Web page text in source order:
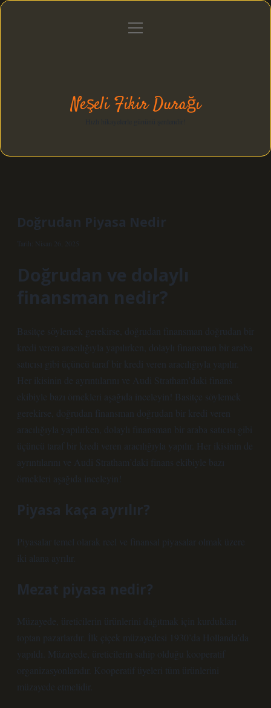
Gizlilik Politikası
menüyü
Neşeli Fikir Durağı
Doğrudan Piyasa Nedir
Tarih: Nisan 26, 2025
Doğrudan ve dolaylı
finansman nedir?
Basitçe söylemek gerekirse, doğrudan finansman doğrudan bir
kredi veren aracılığıyla yapılırken, dolaylı finansman bir araba
satıcısı gibi üçüncü taraf bir kredi veren aracılığıyla yapılır.
Her ikisinin de ayrıntılarını ve Audi Stratham’daki finans
ekibiyle bazı örnekleri aşağıda inceleyin! Basitçe söylemek
gerekirse, doğrudan finansman doğrudan bir kredi veren
aracılığıyla yapılırken, dolaylı finansman bir araba satıcısı gibi
üçüncü taraf bir kredi veren aracılığıyla yapılır. Her ikisinin de
ayrıntılarını ve Audi Stratham’daki finans ekibiyle bazı
örnekleri aşağıda inceleyin!
Piyasa kaça ayrılır?
Piyasalar temel olarak reel ve finansal piyasalar olmak üzere
iki alana ayrılır.
Mezat piyasa nedir?
Müzayede, üreticilerin ürünlerini dağıtmak için kurdukları
toptan pazarlardır. İlk çiçek müzayedesi 1930’da Hollanda’da
yapıldı. Müzayede, üreticilerin sahip olduğu kooperatif
organizasyonlarıdır. Kooperatif üyeleri tüm ürünlerini
müzayede etmelidir.